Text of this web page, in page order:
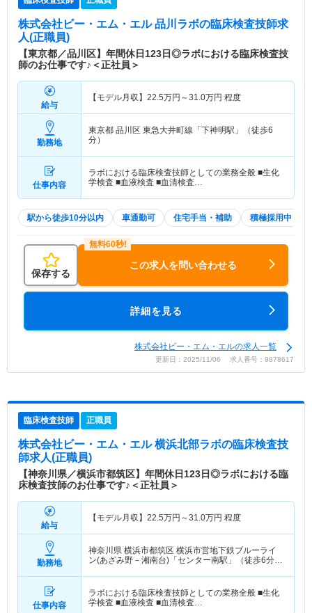
株式会社ビー・エム・エル 品川ラボの臨床検査技師求
人(正職員)
【東京都／品川区】年間休日123日◎ラボにおける臨床検査技
師のお仕事です♪＜正社員＞
給与
【モデル月収】 22.5万円～31.0万円 程度
勤務地
東京都 品川区 東急大井町線「下神明駅」（徒歩6
分）
仕事内容
ラボにおける臨床検査技師としての業務全般 ■生化
学検査 ■血液検査 ■血清検査…
駅から徒歩10分以内 車通勤可 住宅手当・補助 積極採用中
保存する
この求人を問い合わせる
詳細を見る
株式会社ビー・エム・エルの求人一覧
更新日：2025/11/06 求人番号：9878617
臨床検査技師 正職員
株式会社ビー・エム・エル 横浜北部ラボの臨床検査技
師求人(正職員)
【神奈川県／横浜市都筑区】年間休日123日◎ラボにおける臨
床検査技師のお仕事です♪＜正社員＞
給与
【モデル月収】 22.5万円～31.0万円 程度
勤務地
神奈川県 横浜市都筑区 横浜市営地下鉄ブルーライ
ン(あざみ野－湘南台)「センター南駅」（徒歩6分）
（徒歩6分）
仕事内容
ラボにおける臨床検査技師としての業務全般 ■生化
学検査 ■血液検査 ■血清検査…